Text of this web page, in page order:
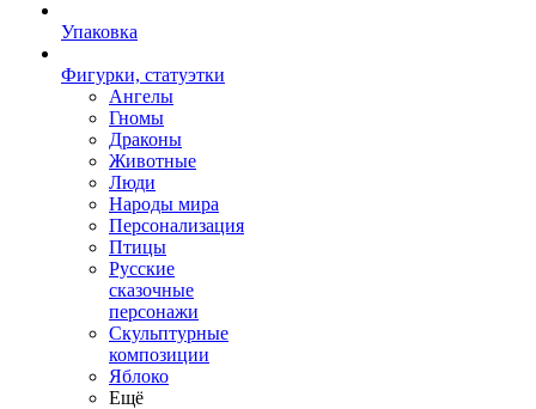
Упаковка
Фигурки, статуэтки
Ангелы
Гномы
Драконы
Животные
Люди
Народы мира
Персонализация
Птицы
Русские
сказочные
персонажи
Скульптурные
композиции
Яблоко
Ещё